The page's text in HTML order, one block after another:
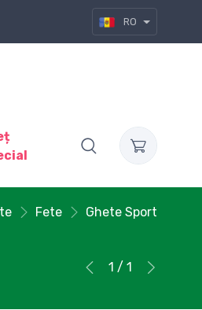
RO
Fete Ghete Sport
1 / 1